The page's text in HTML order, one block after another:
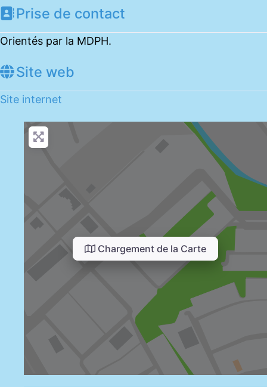
Prise de contact
Orientés par la MDPH.
Site web
Site internet
Chargement de la Carte